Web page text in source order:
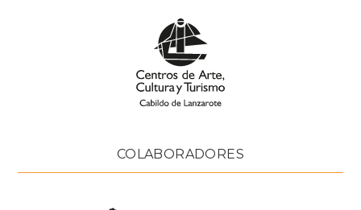
COLABORADORES